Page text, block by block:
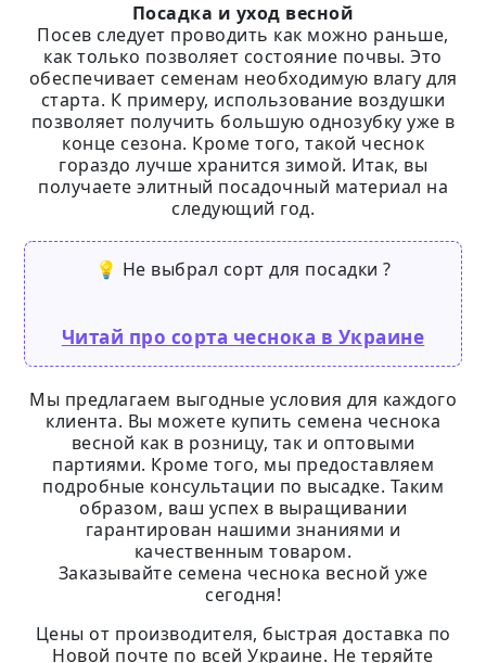
Посадка и уход весной
Посев следует проводить как можно раньше,
как только позволяет состояние почвы. Это
обеспечивает семенам необходимую влагу для
старта. К примеру, использование воздушки
позволяет получить большую однозубку уже в
конце сезона. Кроме того, такой чеснок
гораздо лучше хранится зимой. Итак, вы
получаете элитный посадочный материал на
следующий год.
💡 Не выбрал сорт для посадки ?
Читай про сорта чеснока в Украине
Мы предлагаем выгодные условия для каждого
клиента. Вы можете купить семена чеснока
весной как в розницу, так и оптовыми
партиями. Кроме того, мы предоставляем
подробные консультации по высадке. Таким
образом, ваш успех в выращивании
гарантирован нашими знаниями и
качественным товаром.
Заказывайте семена чеснока весной уже
сегодня!
Цены от производителя, быстрая доставка по
Новой почте по всей Украине. Не теряйте